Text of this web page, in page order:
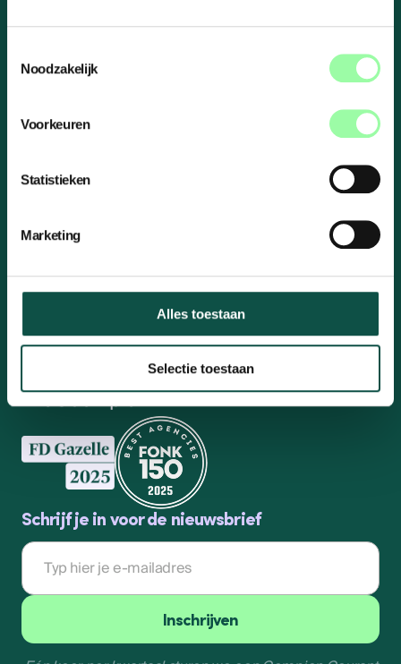
Noodzakelijk
Voorkeuren
Statistieken
Marketing
Alles toestaan
Selectie toestaan
Onze expertises
Onze werkwijze
Nieuws
Altijd welkom
8935 DG Leeuwarden
Bel ons
info@compion.nl
Schrijf je in voor de nieuwsbrief
E-
mailadres
Inschrijven